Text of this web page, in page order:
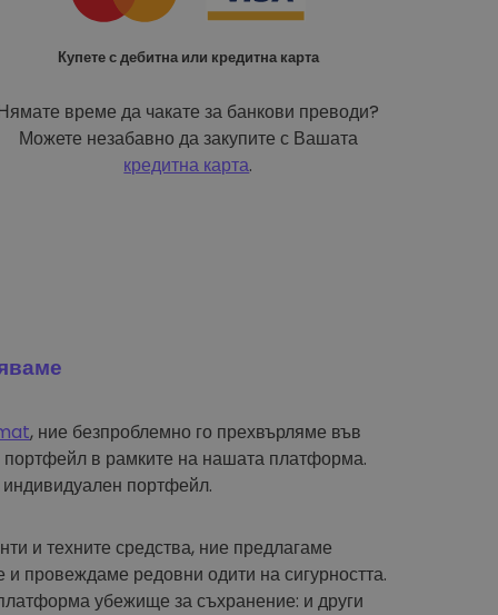
Купете с дебитна или кредитна карта
време да чакате за банкови преводи?
Можете незабавно да закупите с Вашата
кредитна карта.
, ние безпроблемно го прехвърляме във
в рамките на нашата платформа.
портфейл.
и техните средства, ние предлагаме
провеждаме редовни одити на сигурността.
убежище за съхранение: и други